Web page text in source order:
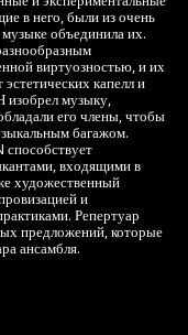
в него, были из очень
объединила их.
виртуозностью, и их
капелл и
изобрел музыку,
его члены, чтобы
багажом.
способствует
входящими в
художественный
и
Репертуар
предложений, которые
ансамбля.